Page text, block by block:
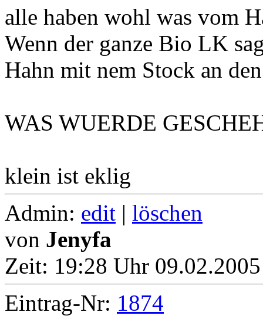
alle haben wohl was vom
Wenn der ganze Bio LK
Hahn mit nem Stock an
WAS WUERDE
klein ist eklig
Admin: edit | löschen
von Jenyfa
Zeit: 19:28 Uhr
Eintrag-Nr: 1874